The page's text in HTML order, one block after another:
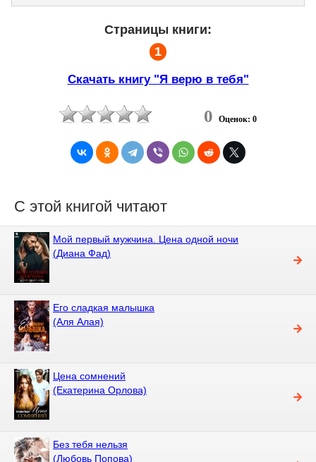
Страницы книги:
1
Скачать книгу "Я верю в тебя"
0 Оценок: 0
С этой книгой читают
Мой первый мужчина. Цена одной ночи
(Диана Фад)
Его сладкая малышка
(Аля Алая)
Цена сомнений
(Екатерина Орлова)
Без тебя нельзя
(Любовь Попова)